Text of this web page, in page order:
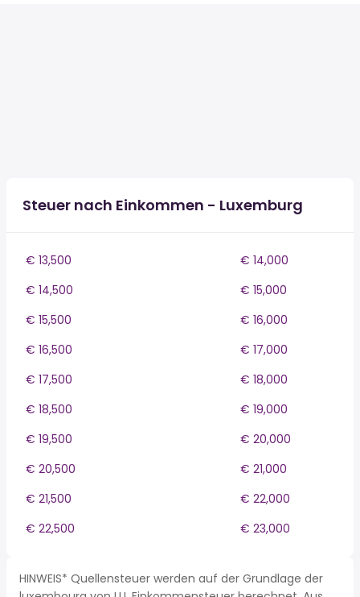
Steuer nach Einkommen - Luxemburg
€ 13,500
€ 14,000
€ 14,500
€ 15,000
€ 15,500
€ 16,000
€ 16,500
€ 17,000
€ 17,500
€ 18,000
€ 18,500
€ 19,000
€ 19,500
€ 20,000
€ 20,500
€ 21,000
€ 21,500
€ 22,000
€ 22,500
€ 23,000
HINWEIS* Quellensteuer werden auf der Grundlage der